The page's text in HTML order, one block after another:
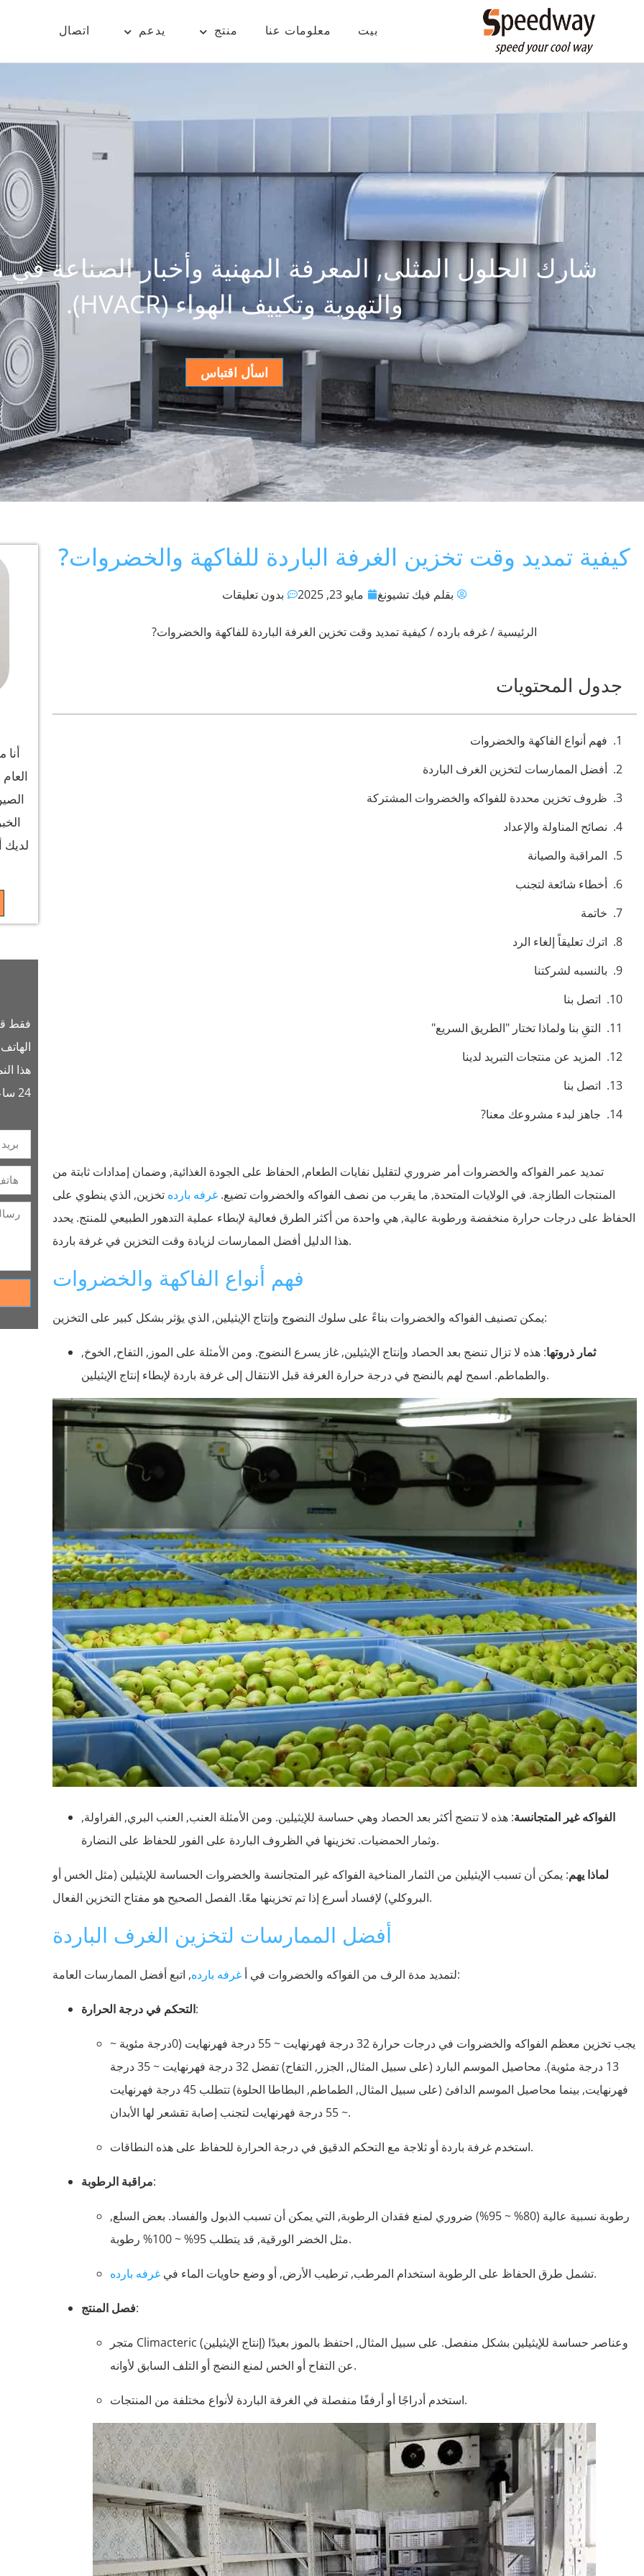
بيت معلومات عنا منتج يدعم اتصال
شارك الحلول المثلى, المعرفة المهنية وأخبار الصناعة في
والتهوية وتكييف الهواء (HVACR).
اسأل اقتباس
كيفية تمديد وقت تخزين الغرفة الباردة للفاكهة والخضروات?
بقلم فيك تشيونغ مايو 23, 2025 بدون تعليقات
الرئيسية /غرفه بارده / كيفية تمديد وقت تخزين الغرفة الباردة للفاكهة والخضروات?
جدول المحتويات
فهم أنواع الفاكهة والخضروات
أفضل الممارسات لتخزين الغرف الباردة
ظروف تخزين محددة للفواكه والخضروات المشتركة
نصائح المناولة والإعداد
المراقبة والصيانة
أخطاء شائعة لتجنب
خاتمة
اترك تعليقاً إلغاء الرد
بالنسبه لشركتنا
اتصل بنا
التقِ بنا ولماذا تختار "الطريق السريع"
المزيد عن منتجات التبريد لدينا
اتصل بنا
جاهز لبدء مشروعك معنا?
تمديد عمر الفواكه والخضروات أمر ضروري لتقليل نفايات الطعام, الحفاظ على الجودة الغذائية, وضمان إمدادات ثابتة من
المنتجات الطازجة. في الولايات المتحدة, ما يقرب من نصف الفواكه والخضروات تضيع.غرفه بارده تخزين, الذي ينطوي على
الحفاظ على درجات حرارة منخفضة ورطوبة عالية, هي واحدة من أكثر الطرق فعالية لإبطاء عملية التدهور الطبيعي للمنتج. يحدد
هذا الدليل أفضل الممارسات لزيادة وقت التخزين في غرفة باردة.
فهم أنواع الفاكهة والخضروات
يمكن تصنيف الفواكه والخضروات بناءً على سلوك النضوج وإنتاج الإيثيلين, الذي يؤثر بشكل كبير على التخزين:
ثمار ذروتها: هذه لا تزال تنضج بعد الحصاد وإنتاج الإيثيلين, غاز يسرع النضوج. ومن الأمثلة على الموز, التفاح, الخوخ,
والطماطم. اسمح لهم بالنضج في درجة حرارة الغرفة قبل الانتقال إلى غرفة باردة لإبطاء إنتاج الإيثيلين.
الفواكه غير المتجانسة: هذه لا تنضج أكثر بعد الحصاد وهي حساسة للإيثيلين. ومن الأمثلة العنب, العنب البري, الفراولة,
وثمار الحمضيات. تخزينها في الظروف الباردة على الفور للحفاظ على النضارة.
لماذا يهم: يمكن أن تسبب الإيثيلين من الثمار المناخية الفواكه غير المتجانسة والخضروات الحساسة للإيثيلين (مثل الخس أو
البروكلي) لإفساد أسرع إذا تم تخزينها معًا. الفصل الصحيح هو مفتاح التخزين الفعال.
أفضل الممارسات لتخزين الغرف الباردة
لتمديد مدة الرف من الفواكه والخضروات في أغرفه بارده , اتبع أفضل الممارسات العامة:
التحكم في درجة الحرارة:
يجب تخزين معظم الفواكه والخضروات في درجات حرارة 32 درجة فهرنهايت ~ 55 درجة فهرنهايت (0درجة مئوية ~
13 درجة مئوية). محاصيل الموسم البارد (على سبيل المثال, الجزر, التفاح) تفضل 32 درجة فهرنهايت ~ 35 درجة
فهرنهايت, بينما محاصيل الموسم الدافئ (على سبيل المثال, الطماطم, البطاطا الحلوة) تتطلب 45 درجة فهرنهايت
~ 55 درجة فهرنهايت لتجنب إصابة تقشعر لها الأبدان.
استخدم غرفة باردة أو ثلاجة مع التحكم الدقيق في درجة الحرارة للحفاظ على هذه النطاقات.
مراقبة الرطوبة:
رطوبة نسبية عالية (80% ~ 95%) ضروري لمنع فقدان الرطوبة, التي يمكن أن تسبب الذبول والفساد. بعض السلع,
مثل الخضر الورقية, قد يتطلب 95% ~ 100% رطوبة.
تشمل طرق الحفاظ على الرطوبة استخدام المرطب, ترطيب الأرض, أو وضع حاويات الماء فيغرفه بارده .
فصل المنتج:
متجر Climacteric (إنتاج الإيثيلين) وعناصر حساسة للإيثيلين بشكل منفصل. على سبيل المثال, احتفظ بالموز بعيدًا
عن التفاح أو الخس لمنع النضج أو التلف السابق لأوانه.
استخدم أدراجًا أو أرففًا منفصلة في الغرفة الباردة لأنواع مختلفة من المنتجات.
أنا
لديك
فقط
هذا
24 ساعات.